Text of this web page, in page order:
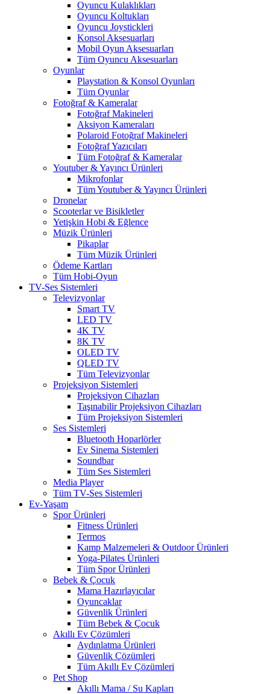
Oyuncu Kulaklıkları
Oyuncu Koltukları
Oyuncu Joystickleri
Konsol Aksesuarları
Mobil Oyun Aksesuarları
Tüm Oyuncu Aksesuarları
Oyunlar
Playstation & Konsol Oyunları
Tüm Oyunlar
Fotoğraf & Kameralar
Fotoğraf Makineleri
Aksiyon Kameraları
Polaroid Fotoğraf Makineleri
Fotoğraf Yazıcıları
Tüm Fotoğraf & Kameralar
Youtuber & Yayıncı Ürünleri
Mikrofonlar
Tüm Youtuber & Yayıncı Ürünleri
Dronelar
Scooterlar ve Bisikletler
Yetişkin Hobi & Eğlence
Müzik Ürünleri
Pikaplar
Tüm Müzik Ürünleri
Ödeme Kartları
Tüm Hobi-Oyun
TV-Ses Sistemleri
Televizyonlar
Smart TV
LED TV
4K TV
8K TV
OLED TV
QLED TV
Tüm Televizyonlar
Projeksiyon Sistemleri
Projeksiyon Cihazları
Taşınabilir Projeksiyon Cihazları
Tüm Projeksiyon Sistemleri
Ses Sistemleri
Bluetooth Hoparlörler
Ev Sinema Sistemleri
Soundbar
Tüm Ses Sistemleri
Media Player
Tüm TV-Ses Sistemleri
Ev-Yaşam
Spor Ürünleri
Fitness Ürünleri
Termos
Kamp Malzemeleri & Outdoor Ürünleri
Yoga-Pilates Ürünleri
Tüm Spor Ürünleri
Bebek & Çocuk
Mama Hazırlayıcılar
Oyuncaklar
Güvenlik Ürünleri
Tüm Bebek & Çocuk
Akıllı Ev Çözümleri
Aydınlatma Ürünleri
Güvenlik Çözümleri
Tüm Akıllı Ev Çözümleri
Pet Shop
Akıllı Mama / Su Kapları